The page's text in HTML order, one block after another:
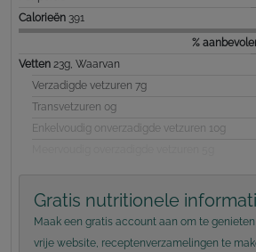
Calorieën 391
%
Vetten 23g, Waarvan
Verzadigde vetzuren 7g
Transvetzuren 0g
Enkelvoudig onverzadigde vetzuren 10g
Gratis nutritionele
Maak een gratis account aan om te
vrije website, receptenverzamelingen te